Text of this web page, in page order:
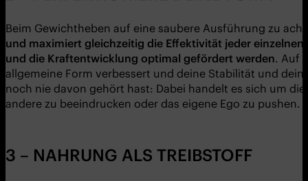
Beim Gewichtheben auf eine saubere Ausführung zu
und maximiert gleichzeitig die Effektivität jeder
und die Kraftentwicklung optimal gefördert werden. Auf
allgemeine Form verbessert und deine Stabilität und
noch nie davon gehört hast: Dabei handelt es sich um
andere zu beeindrucken oder das eigene Ego zu pushen.
3 – NAHRUNG ALS TREIBSTOFF